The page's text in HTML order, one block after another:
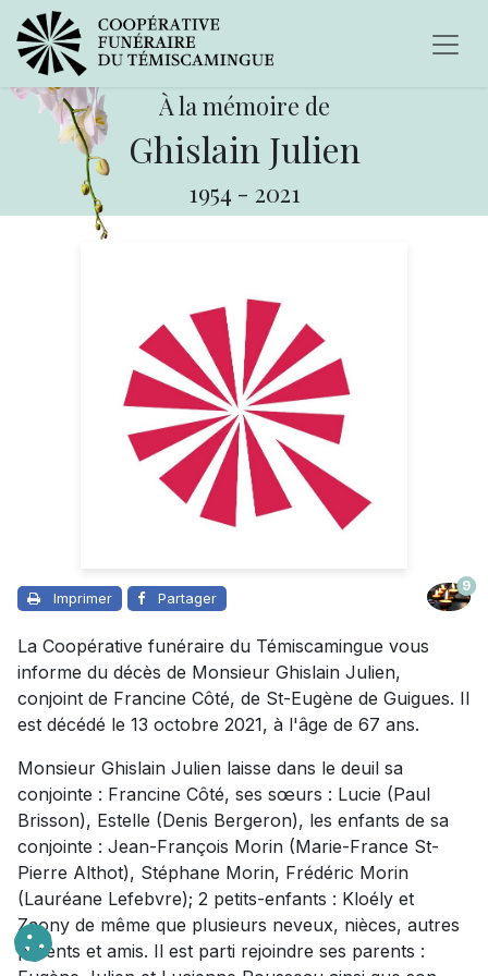
À la mémoire de
Ghislain Julien
1954 - 2021
Imprimer Partager
9
La Coopérative funéraire du Témiscamingue vous
informe du décès de Monsieur Ghislain Julien,
conjoint de Francine Côté, de St-Eugène de Guigues. Il
est décédé le 13 octobre 2021, à l'âge de 67 ans.
Monsieur Ghislain Julien laisse dans le deuil sa
conjointe : Francine Côté, ses sœurs : Lucie (Paul
Brisson), Estelle (Denis Bergeron), les enfants de sa
conjointe : Jean-François Morin (Marie-France St-
Pierre Althot), Stéphane Morin, Frédéric Morin
(Lauréane Lefebvre); 2 petits-enfants : Kloély et
Zaony de même que plusieurs neveux, nièces, autres
parents et amis. Il est parti rejoindre ses parents :